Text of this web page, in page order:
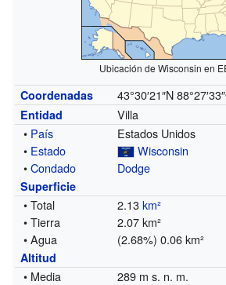
Ubicación de Wisconsin en
Coordenadas 43°30′21″N
Entidad
Villa
• País
Estados Unidos
• Estado
Wisconsin
•Condado Dodge
Superficie
• Total 2.13km²
• Tierra
2.07 km²
• Agua
(2.68%) 0.06 km²
Altitud
• Media 289 m s. n. m.